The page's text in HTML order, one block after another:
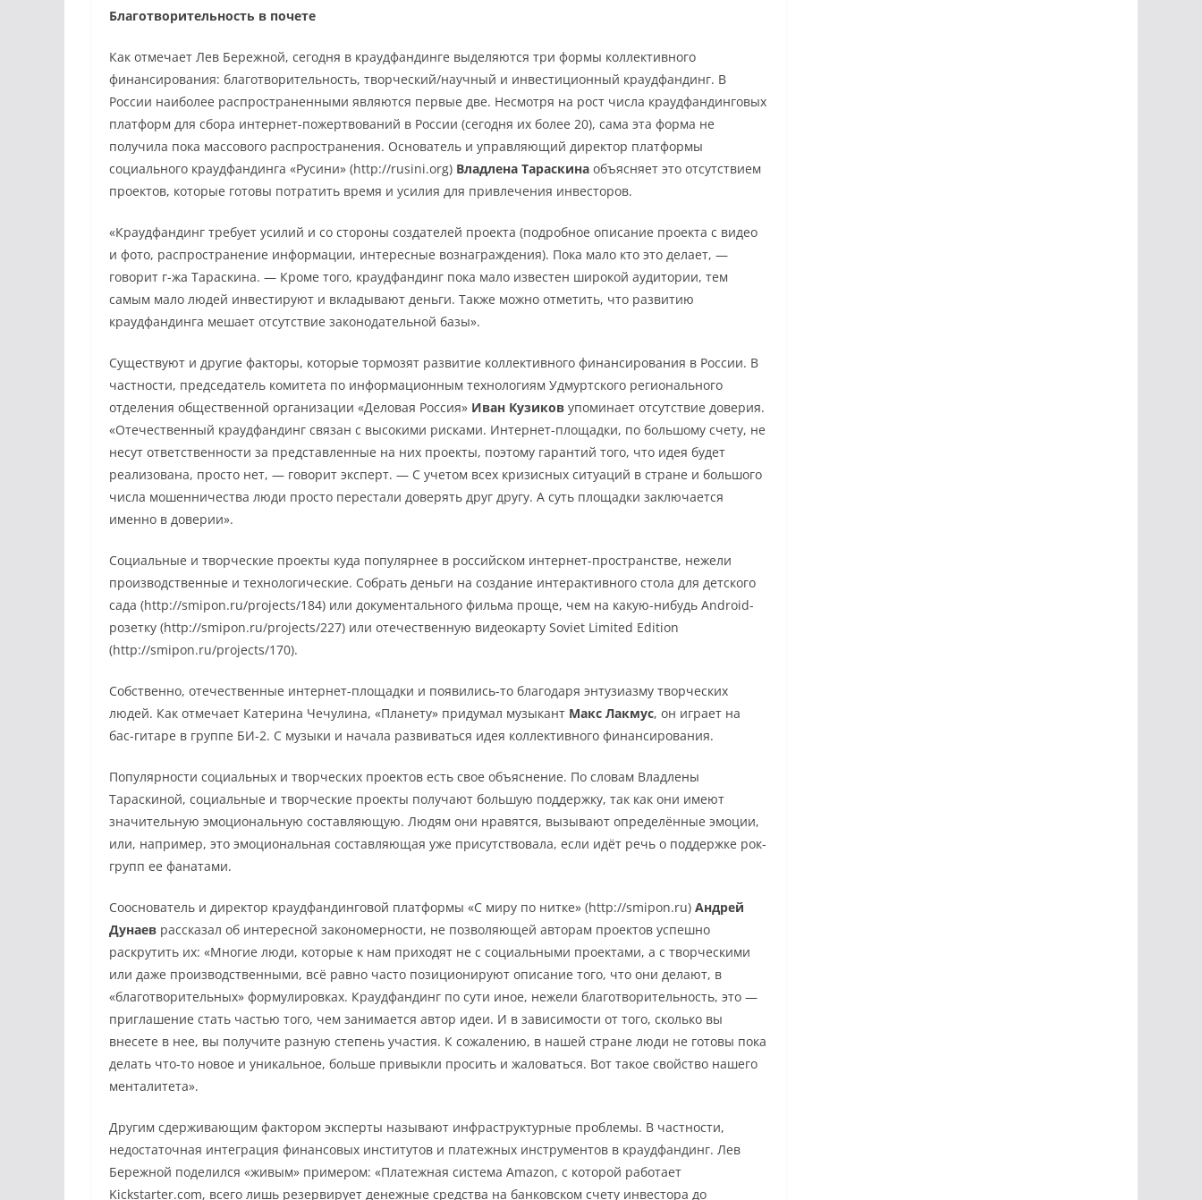
Благотворительность в почете
Как отмечает Лев Бережной, сегодня в краудфандинге выделяются три формы коллективного
финансирования: благотворительность, творческий/научный и инвестиционный краудфандинг. В
России наиболее распространенными являются первые две. Несмотря на рост числа краудфандинговых
платформ для сбора интернет-пожертвований в России (сегодня их более 20), сама эта форма не
получила пока массового распространения. Основатель и управляющий директор платформы
социального краудфандинга «Русини» (http://rusini.org) Владлена Тараскина объясняет это отсутствием
проектов, которые готовы потратить время и усилия для привлечения инвесторов.
«Краудфандинг требует усилий и со стороны создателей проекта (подробное описание проекта с видео
и фото, распространение информации, интересные вознаграждения). Пока мало кто это делает, —
говорит г-жа Тараскина. — Кроме того, краудфандинг пока мало известен широкой аудитории, тем
самым мало людей инвестируют и вкладывают деньги. Также можно отметить, что развитию
краудфандинга мешает отсутствие законодательной базы».
Существуют и другие факторы, которые тормозят развитие коллективного финансирования в России. В
частности, председатель комитета по информационным технологиям Удмуртского регионального
отделения общественной организации «Деловая Россия» Иван Кузиков упоминает отсутствие доверия.
«Отечественный краудфандинг связан с высокими рисками. Интернет-площадки, по большому счету, не
несут ответственности за представленные на них проекты, поэтому гарантий того, что идея будет
реализована, просто нет, — говорит эксперт. — С учетом всех кризисных ситуаций в стране и большого
числа мошенничества люди просто перестали доверять друг другу. А суть площадки заключается
именно в доверии».
Социальные и творческие проекты куда популярнее в российском интернет-пространстве, нежели
производственные и технологические. Собрать деньги на создание интерактивного стола для детского
сада (http://smipon.ru/projects/184) или документального фильма проще, чем на какую-нибудь Android-
розетку (http://smipon.ru/projects/227) или отечественную видеокарту Soviet Limited Edition
(http://smipon.ru/projects/170).
Собственно, отечественные интернет-площадки и появились-то благодаря энтузиазму творческих
людей. Как отмечает Катерина Чечулина, «Планету» придумал музыкант Макс Лакмус, он играет на
бас-гитаре в группе БИ-2. С музыки и начала развиваться идея коллективного финансирования.
Популярности социальных и творческих проектов есть свое объяснение. По словам Владлены
Тараскиной, социальные и творческие проекты получают большую поддержку, так как они имеют
значительную эмоциональную составляющую. Людям они нравятся, вызывают определённые эмоции,
или, например, это эмоциональная составляющая уже присутствовала, если идёт речь о поддержке рок-
групп ее фанатами.
Сооснователь и директор краудфандинговой платформы «С миру по нитке» (http://smipon.ru) Андрей
Дунаев рассказал об интересной закономерности, не позволяющей авторам проектов успешно
раскрутить их: «Многие люди, которые к нам приходят не с социальными проектами, а с творческими
или даже производственными, всё равно часто позиционируют описание того, что они делают, в
«благотворительных» формулировках. Краудфандинг по сути иное, нежели благотворительность, это —
приглашение стать частью того, чем занимается автор идеи. И в зависимости от того, сколько вы
внесете в нее, вы получите разную степень участия. К сожалению, в нашей стране люди не готовы пока
делать что-то новое и уникальное, больше привыкли просить и жаловаться. Вот такое свойство нашего
менталитета».
Другим сдерживающим фактором эксперты называют инфраструктурные проблемы. В частности,
недостаточная интеграция финансовых институтов и платежных инструментов в краудфандинг. Лев
Бережной поделился «живым» примером: «Платежная система Amazon, с которой работает
Kickstarter.com, всего лишь резервирует денежные средства на банковском счету инвестора до